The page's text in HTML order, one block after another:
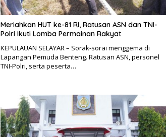
Meriahkan HUT ke-81 RI, Ratusan ASN dan TNI-
Polri Ikuti Lomba Permainan Rakyat
KEPULAUAN SELAYAR – Sorak-sorai menggema di
Lapangan Pemuda Benteng. Ratusan ASN, personel
TNI-Polri, serta peserta…